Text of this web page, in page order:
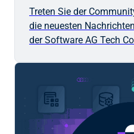
Treten Sie der
die neuesten
derSoftware AG Tech